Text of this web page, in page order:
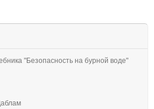
"Безопасность на бурной воде"